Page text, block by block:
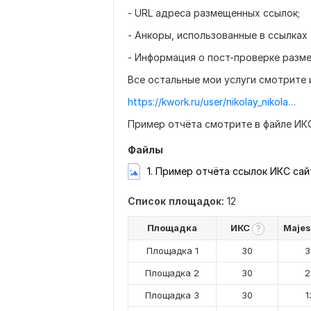
- URL адреса размещенных ссылок;
- Анкоры, использованные в
- Информация о пост-проверке
Все остальные мои услуги смотрите
https://kwork.ru/user/nikolay_nikolaevich
Пример отчёта смотрите в файле
Файлы
1. Пример отчёта ссылок ИКС
Список площадок: 12
Площадка ИКС ?
Площадка 1 30
Площадка 2
30
Площадка 3
30